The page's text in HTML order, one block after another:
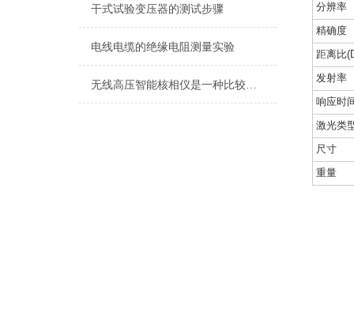
干式试验变压器的测试步骤
电线电缆的绝缘电阻测量实验
无线高压智能核相仪是一种比较精密的动力机械
分辨率
精确度
距离比
发射率
响应时
激光类
尺寸
重量